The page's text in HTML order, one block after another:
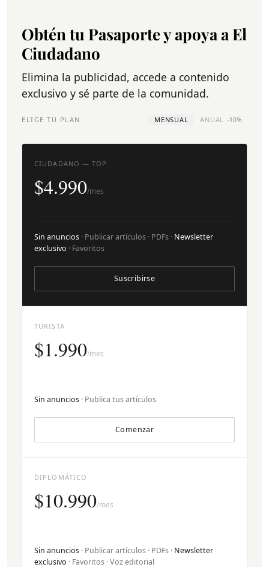
Obtén tu Pasaporte y apoya a El
Ciudadano
Elimina la publicidad, accede a contenido
exclusivo y sé parte de la comunidad.
ELIGE TU PLAN MENSUAL ANUAL -10%
TURISTA
$1.990/mes
Sin anuncios · Publica tus artículos
Comenzar
CIUDADANO — TOP
$4.990/mes
Sin anuncios · Publicar artículos · PDFs · Newsletter
exclusivo · Favoritos
Suscribirse
DIPLOMÁTICO
$10.990/mes
Sin anuncios · Publicar artículos · PDFs · Newsletter
exclusivo · Favoritos · Voz editorial